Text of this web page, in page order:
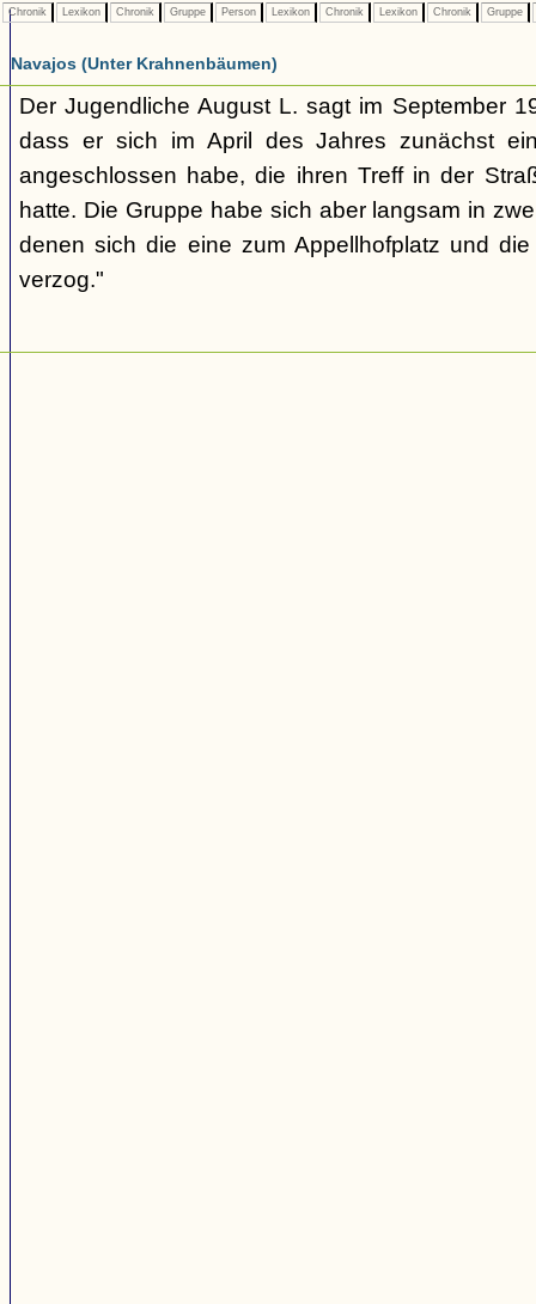
Chronik Lexikon Chronik Gruppe Person Lexikon Chronik Lexikon Chronik Gruppe
Navajos (Unter Krahnenbäumen)
Der Jugendliche August L. sagt im September
dass er sich im April des Jahres zunächst
angeschlossen habe, die ihren Treff in der
hatte. Die Gruppe habe sich aber langsam in
denen sich die eine zum Appellhofplatz und
verzog."